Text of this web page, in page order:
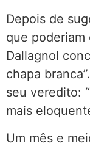
Depois de
que poderiam
Dallagnol
chapa
seu veredito:
mais
Um mês e